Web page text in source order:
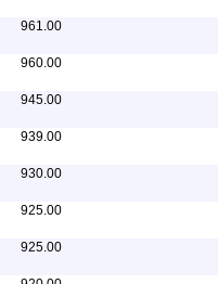
961.00
960.00
945.00
939.00
930.00
925.00
925.00